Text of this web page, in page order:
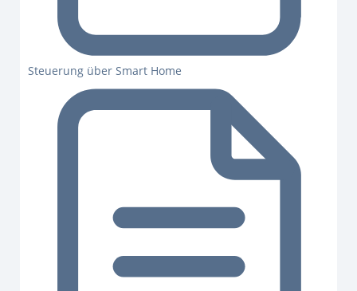
Steuerung über Smart Home